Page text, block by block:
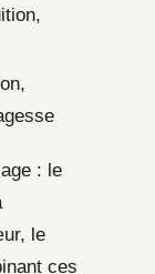
: le
le
ces